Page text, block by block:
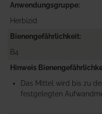
Anwendungsgruppe
Herbizid
Bienengefährlichkeit
B4
Hinweis
Das Mittel wird bis zu
festgelegten